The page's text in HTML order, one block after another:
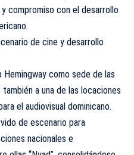
compromiso con el desarrollo
de cine y desarrollo
Hemingway como sede de las
a una de las locaciones
el audiovisual dominicano.
de escenario para
nacionales e